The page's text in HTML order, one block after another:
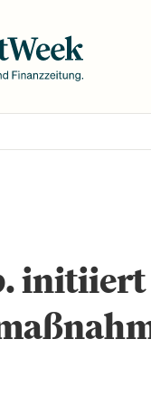
initiiert